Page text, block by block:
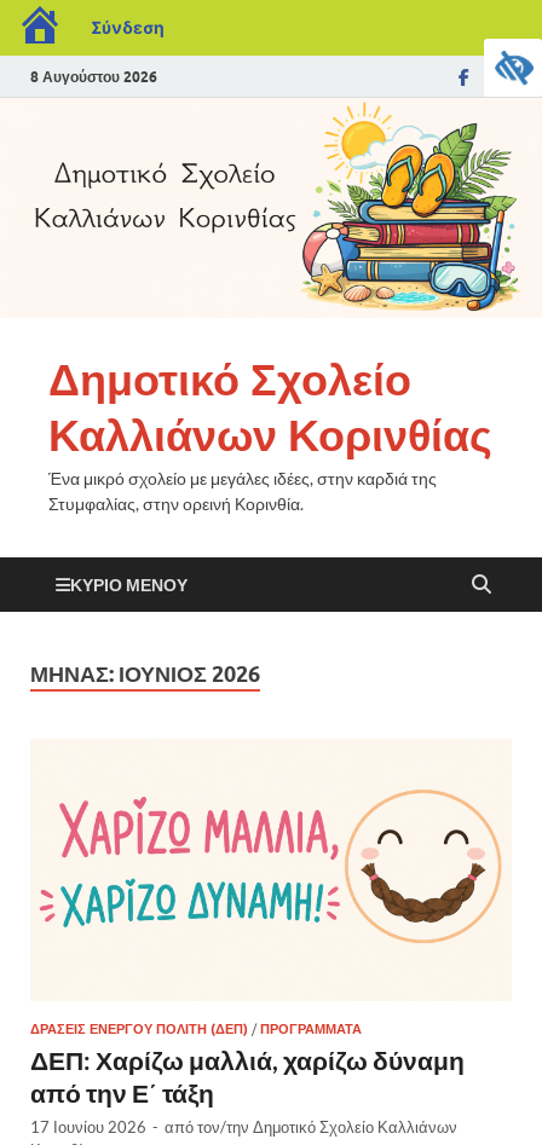
Σύνδεση
8 Αυγούστου 2026
Δημοτικό Σχολείο
Καλλιάνων Κορινθίας
Ένα μικρό σχολείο με μεγάλες ιδέες, στην καρδιά της
Στυμφαλίας, στην ορεινή Κορινθία.
ΚΎΡΙΟ ΜΕΝΟΎ
ΜΉΝΑΣ: ΙΟΎΝΙΟΣ 2026
ΔΡΆΣΕΙΣ ΕΝΕΡΓΟΎ ΠΟΛΊΤΗ (ΔΕΠ) /ΠΡΟΓΡΆΜΜΑΤΑ
ΔΕΠ: Χαρίζω μαλλιά, χαρίζω δύναμη
από την Ε΄ τάξη
17 Ιουνίου 2026 - από τον/την Δημοτικό Σχολείο Καλλιάνων